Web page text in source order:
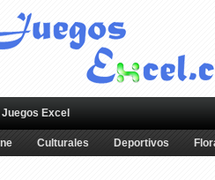
Juegos Excel
Culturales Deportivos